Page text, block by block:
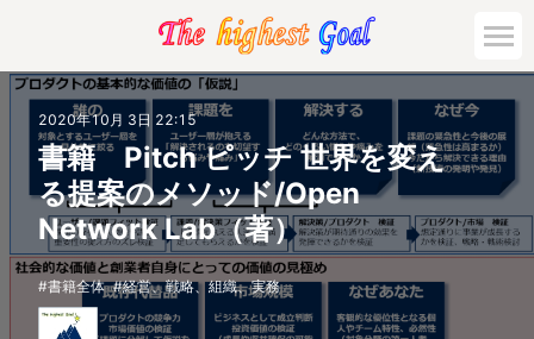
2020年10月 3日 22:15
書籍 Pitch ピッチ 世界を変え
る提案のメソッド/Open
Network Lab（著）
書籍全体 経営、戦略、組織、実務